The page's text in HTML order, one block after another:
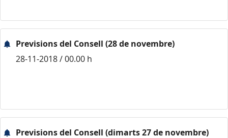
Previsions del Consell (28 de novembre)
28-11-2018 / 00.00 h
Previsions del Consell (dimarts 27 de novembre)